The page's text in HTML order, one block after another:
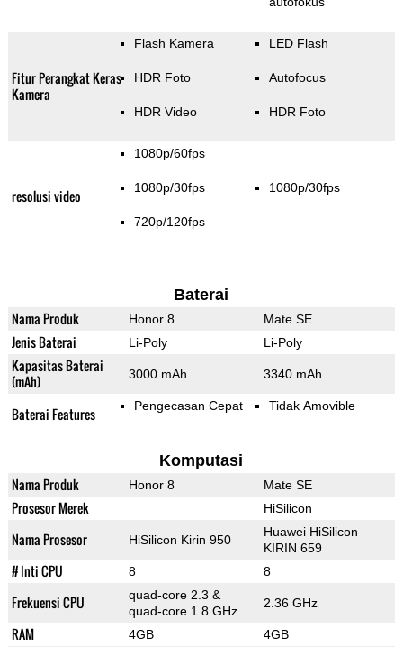
Fitur Perangkat Keras
Kamera
Flash Kamera
HDR Foto
HDR Video
LED Flash
Autofocus
HDR Foto
resolusi video
1080p/60fps
1080p/30fps
720p/120fps
1080p/30fps
Baterai
Nama Produk Honor 8 Mate SE
Jenis Baterai Li-Poly Li-Poly
Kapasitas Baterai
(mAh)
3000 mAh 3340 mAh
Baterai Features Pengecasan Cepat Tidak Amovible
Komputasi
Nama Produk Honor 8 Mate SE
Prosesor Merek HiSilicon
Nama Prosesor HiSilicon Kirin 950
Huawei HiSilicon
KIRIN 659
# Inti CPU 8 8
Frekuensi CPU
quad-core 2.3 &
quad-core 1.8 GHz
2.36 GHz
RAM 4GB 4GB